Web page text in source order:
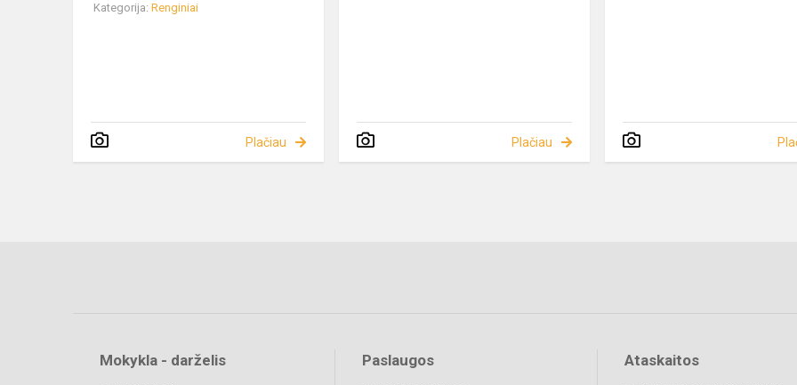
Kategorija: Renginiai
Plačiau Plačiau
Mokykla - darželis Paslaugos Ataskaitos